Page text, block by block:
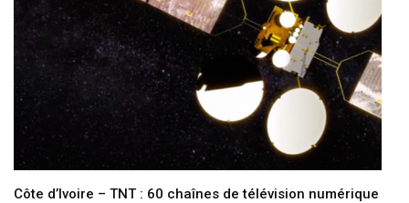
Côte d’Ivoire – TNT : 60 chaînes de télévision numérique